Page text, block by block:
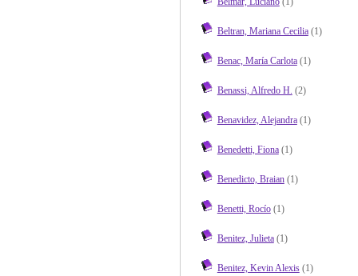
Beltran, Mariana Cecilia(1)
Benac, María Carlota(1)
Benassi, Alfredo H. (2)
Benavidez, Alejandra(1)
Benedetti, Fiona(1)
Benedicto, Braian(1)
Benetti, Rocío(1)
Benitez, Julieta(1)
Benitez, Kevin Alexis(1)